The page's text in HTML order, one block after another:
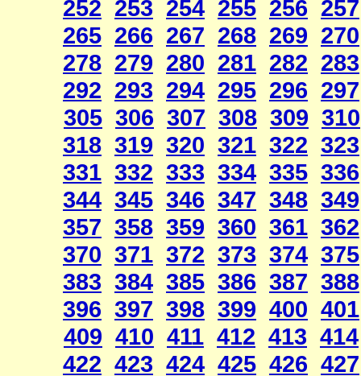
252 253 254 255 256 257
265 266 267 268 269 270
278 279 280 281 282 283
292 293 294 295 296 297
305 306 307 308 309 310
318 319 320 321 322 323
331 332 333 334 335 336
344 345 346 347 348 349
357 358 359 360 361 362
370 371 372 373 374 375
383 384 385 386 387 388
396 397 398 399 400 401
409 410 411 412 413 414
422 423 424 425 426 427